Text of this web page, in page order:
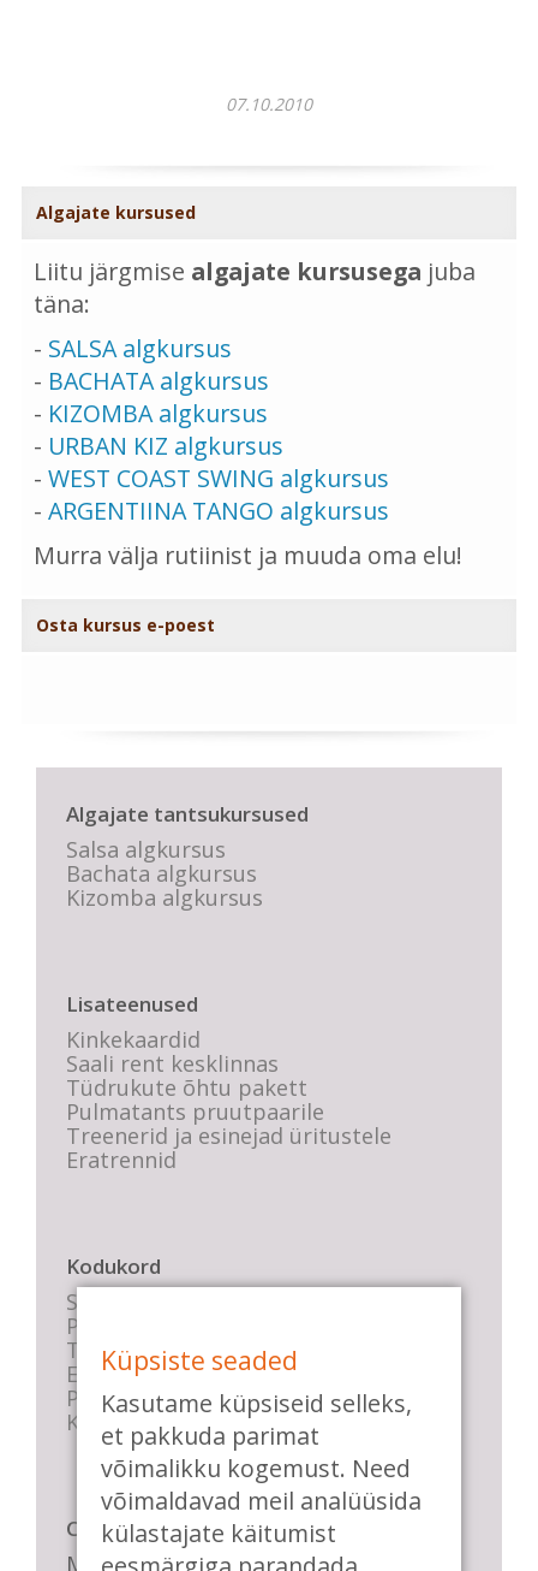
07.10.2010
Algajate kursused
Liitu järgmise algajate kursusega juba
täna:
- SALSA algkursus
- BACHATA algkursus
- KIZOMBA algkursus
- URBAN KIZ algkursus
- WEST COAST SWING algkursus
- ARGENTIINA TANGO algkursus
Murra välja rutiinist ja muuda oma elu!
Osta kursus e-poest
Algajate tantsukursused
Salsa algkursus
Bachata algkursus
Kizomba algkursus
Lisateenused
Kinkekaardid
Saali rent kesklinnas
Tüdrukute õhtu pakett
Pulmatants pruutpaarile
Treenerid ja esinejad üritustele
Eratrennid
Kodukord
Stuudio sisekord
Privaatsustingimused
Tasemete kirjeldused
E-poe tingimused
Parkimise info
KKK
Casa de Baile
Me pühendume lõbusale olemisele,
Küpsiste seaded
Kasutame küpsiseid selleks,
et pakkuda parimat
võimalikku kogemust. Need
võimaldavad meil analüüsida
külastajate käitumist